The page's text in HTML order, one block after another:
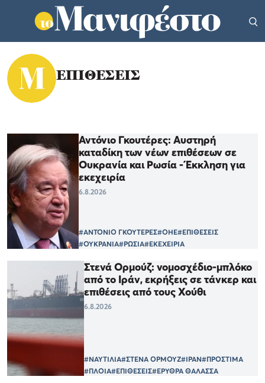
ΕΠΙΘΕΣΕΙΣ
Αντόνιο Γκουτέρες: Αυστηρή
καταδίκη των νέων επιθέσεων σε
Ουκρανία και Ρωσία - Έκκληση για
εκεχειρία
6.8.2026
#ΑΝΤΟΝΙΟ ΓΚΟΥΤΕΡΕΣ#ΟΗΕ#ΕΠΙΘΕΣΕΙΣ
#ΟΥΚΡΑΝΙΑ#ΡΩΣΙΑ#ΕΚΕΧΕΙΡΙΑ
Στενά Ορμούζ: νομοσχέδιο-μπλόκο
από το Ιράν, εκρήξεις σε τάνκερ και
επιθέσεις από τους Χούθι
6.8.2026
#ΝΑΥΤΙΛΙΑ#ΣΤΕΝΑ ΟΡΜΟΥΖ#ΙΡΑΝ#ΠΡΟΣΤΙΜΑ
#ΠΛΟΙΑ#ΕΠΙΘΕΣΕΙΣ#ΕΡΥΘΡΑ ΘΑΛΑΣΣΑ